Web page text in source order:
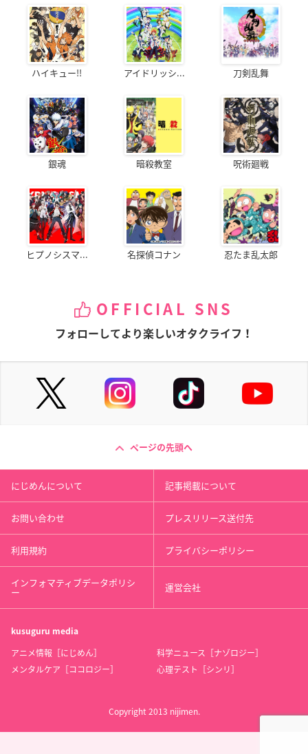
ハイキュー!! アイドリッシ... 刀剣乱舞
銀魂 暗殺教室 呪術廻戦
ヒプノシスマ... 名探偵コナン 忍たま乱太郎
OFFICIAL SNS
フォローしてより楽しいオタクライフ！
ページの先頭へ
にじめんについて 記事掲載について
お問い合わせ プレスリリース送付先
利用規約 プライバシーポリシー
インフォマティブデータポリシ
ー 運営会社
kusuguru media
アニメ情報［にじめん］
科学ニュース［ナゾロジー］
メンタルケア［ココロジー］
心理テスト［シンリ］
Copyright 2013 nijimen.